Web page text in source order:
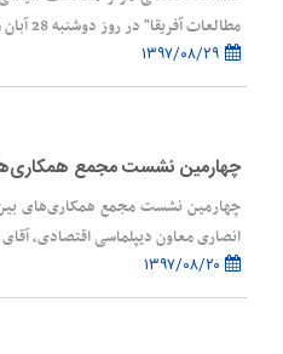
مطالعات آفریقا" در روز دوشنبه 28 آبان ماه ...
چهارمین نشست مجمع
چهارمین نشست مجمع همکاری‌های بین
انصاری معاون دیپلماسی اقتصادی،